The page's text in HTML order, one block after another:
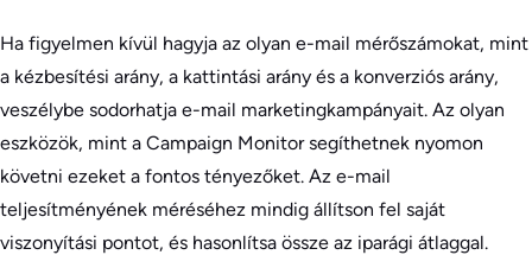
Ha figyelmen kívül hagyja az olyan e-mail mérőszámokat, mint
a kézbesítési arány, a kattintási arány és a konverziós arány,
veszélybe sodorhatja e-mail marketingkampányait. Az olyan
eszközök, mint a Campaign Monitor segíthetnek nyomon
követni ezeket a fontos tényezőket. Az e-mail
teljesítményének méréséhez mindig állítson fel saját
viszonyítási pontot, és hasonlítsa össze az iparági átlaggal.